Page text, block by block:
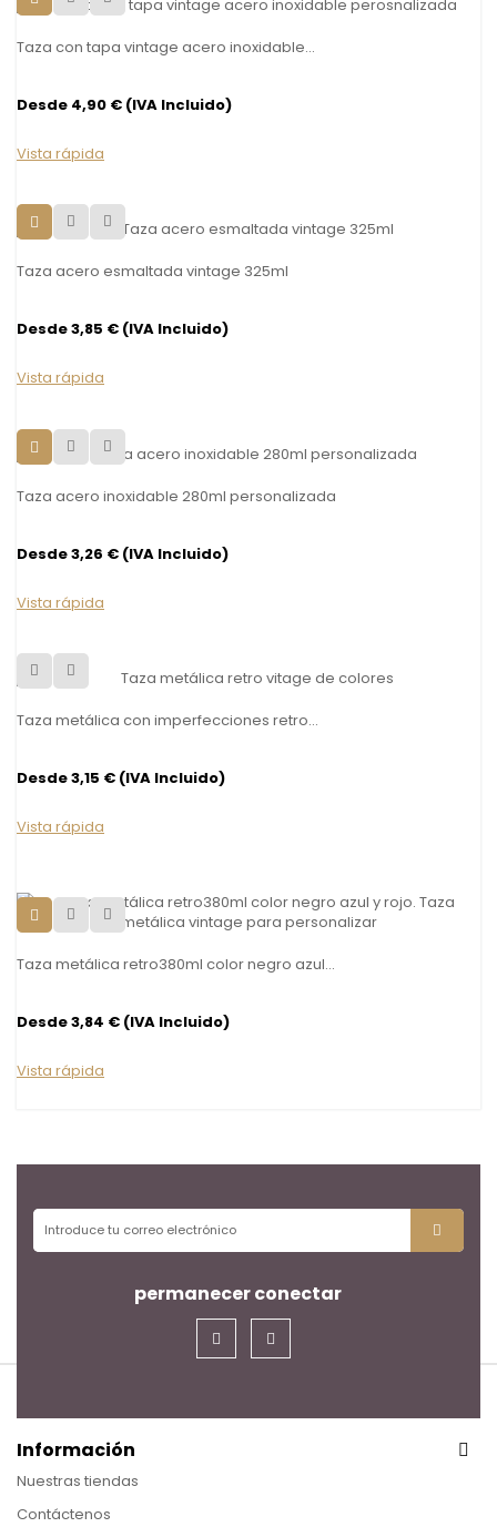
Taza con tapa vintage acero inoxidable...
Desde 4,90 € (IVA Incluido)
Vista rápida
Taza acero esmaltada vintage 325ml
Desde 3,85 € (IVA Incluido)
Vista rápida
Taza acero inoxidable 280ml personalizada
Desde 3,26 € (IVA Incluido)
Vista rápida
Taza metálica con imperfecciones retro...
Desde 3,15 € (IVA Incluido)
Vista rápida
Taza metálica retro380ml color negro azul...
Desde 3,84 € (IVA Incluido)
Vista rápida
permanecer conectar
Información
Nuestras tiendas
Contáctenos